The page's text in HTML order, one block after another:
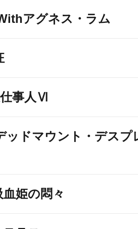
アグネス・ラム
事人Ⅵ
ッドマウント・デスプ
姫の悶々